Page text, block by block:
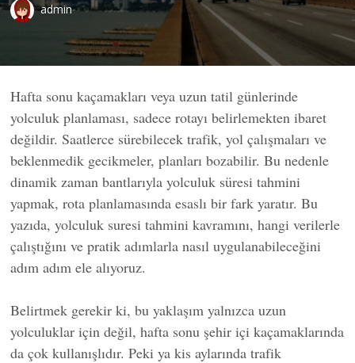
admin
Hafta sonu kaçamakları veya uzun tatil günlerinde
yolculuk planlaması, sadece rotayı belirlemekten ibaret
değildir. Saatlerce sürebilecek trafik, yol çalışmaları ve
beklenmedik gecikmeler, planları bozabilir. Bu nedenle
dinamik zaman bantlarıyla yolculuk süresi tahmini
yapmak, rota planlamasında esaslı bir fark yaratır. Bu
yazıda, yolculuk suresi tahmini kavramını, hangi verilerle
çalıştığını ve pratik adımlarla nasıl uygulanabileceğini
adım adım ele alıyoruz.
Belirtmek gerekir ki, bu yaklaşım yalnızca uzun
yolculuklar için değil, hafta sonu şehir içi kaçamaklarında
da çok kullanışlıdır. Peki ya kis aylarında trafik